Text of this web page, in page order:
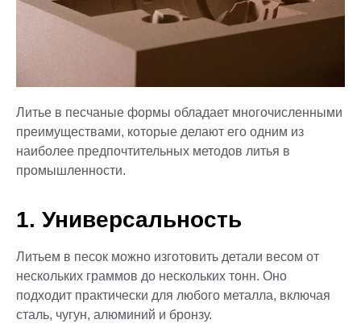
Литье в песчаные формы обладает многочисленными
преимуществами, которые делают его одним из
наиболее предпочтительных методов литья в
промышленности.
1. Универсальность
Литьем в песок можно изготовить детали весом от
нескольких граммов до нескольких тонн. Оно
подходит практически для любого металла, включая
сталь, чугун, алюминий и бронзу.